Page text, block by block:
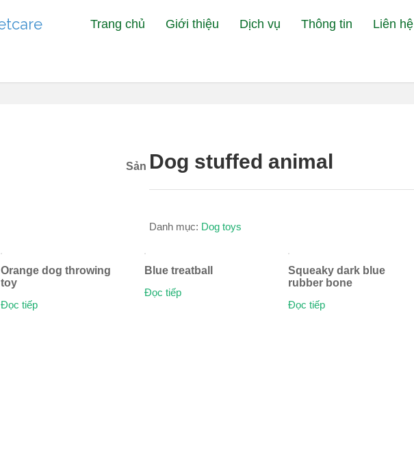
Trang chủ Giới thiệu Dịch vụ Thông tin Liên hệ
Dog stuffed animal
Danh mục: Dog toys
Sản
Orange dog throwing
toy
Đọc tiếp
Blue treatball
Đọc tiếp
Squeaky dark blue
rubber bone
Đọc tiếp